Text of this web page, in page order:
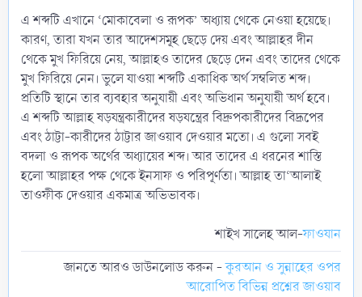
এ শব্দটি এখানে ‘মোকাবেলা ও রূপক’ অধ্যায় থেকে নেওয়া হয়েছে।
কারণ, তারা যখন তার আদেশসমূহ ছেড়ে দেয় এবং আল্লাহর দীন
থেকে মুখ ফিরিয়ে নেয়, আল্লাহও তাদের ছেড়ে দেন এবং তাদের থেকে
মুখ ফিরিয়ে নেন। ভুলে যাওয়া শব্দটি একাধিক অর্থ সম্বলিত শব্দ।
প্রতিটি স্থানে তার ব্যবহার অনুযায়ী এবং অভিধান অনুযায়ী অর্থ হবে।
এ শব্দটি আল্লাহ ষড়যন্ত্রকারীদের ষড়যন্ত্রের বিদ্রুপকারীদের বিদ্রূপের
এবং ঠাট্টা-কারীদের ঠাট্টার জাওয়াব দেওয়ার মতো। এ গুলো সবই
বদলা ও রূপক অর্থের অধ্যায়ের শব্দ। আর তাদের এ ধরনের শাস্তি
হলো আল্লাহর পক্ষ থেকে ইনসাফ ও পরিপূর্ণতা। আল্লাহ তা‘আলাই
তাওফীক দেওয়ার একমাত্র অভিভাবক।
শাইখ সালেহ আল-ফাওযান
জানতে আরও ডাউনলোড করুন -কুরআন ও সুন্নাহের ওপর
আরোপিত বিভিন্ন প্রশ্নের জাওয়াব